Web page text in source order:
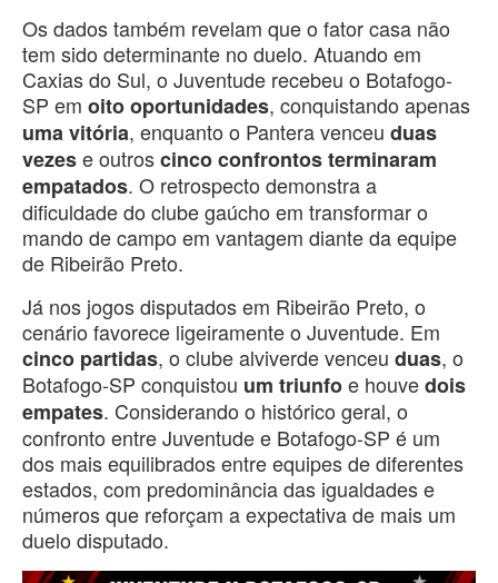
Os dados também revelam que o fator casa não
tem sido determinante no duelo. Atuando em
Caxias do Sul, o Juventude recebeu o Botafogo-
SP em oito oportunidades, conquistando apenas
uma vitória, enquanto o Pantera venceu duas
vezese outroscinco confrontos terminaram
empatados. O retrospecto demonstra a
dificuldade do clube gaúcho em transformar o
mando de campo em vantagem diante da equipe
de Ribeirão Preto.
Já nos jogos disputados em Ribeirão Preto, o
cenário favorece ligeiramente o Juventude. Em
cinco partidas, o clube alviverde venceu duas, o
Botafogo-SP conquistou um triunfoe houvedois
empates. Considerando o histórico geral, o
confronto entre Juventude e Botafogo-SP é um
dos mais equilibrados entre equipes de diferentes
estados, com predominância das igualdades e
números que reforçam a expectativa de mais um
duelo disputado.